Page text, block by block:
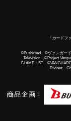
「カードフ
©Bushiroad ©ヴァンガード
Television ©Project
CLAMP・ST
Divinez